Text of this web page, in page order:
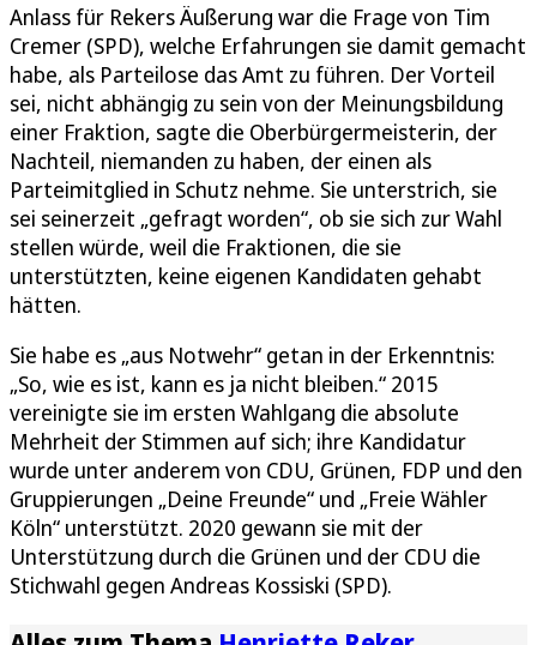
Anlass für Rekers Äußerung war die Frage von Tim
Cremer (SPD), welche Erfahrungen sie damit gemacht
habe, als Parteilose das Amt zu führen. Der Vorteil
sei, nicht abhängig zu sein von der Meinungsbildung
einer Fraktion, sagte die Oberbürgermeisterin, der
Nachteil, niemanden zu haben, der einen als
Parteimitglied in Schutz nehme. Sie unterstrich, sie
sei seinerzeit „gefragt worden“, ob sie sich zur Wahl
stellen würde, weil die Fraktionen, die sie
unterstützten, keine eigenen Kandidaten gehabt
hätten.
Sie habe es „aus Notwehr“ getan in der Erkenntnis:
„So, wie es ist, kann es ja nicht bleiben.“ 2015
vereinigte sie im ersten Wahlgang die absolute
Mehrheit der Stimmen auf sich; ihre Kandidatur
wurde unter anderem von CDU, Grünen, FDP und den
Gruppierungen „Deine Freunde“ und „Freie Wähler
Köln“ unterstützt. 2020 gewann sie mit der
Unterstützung durch die Grünen und der CDU die
Stichwahl gegen Andreas Kossiski (SPD).